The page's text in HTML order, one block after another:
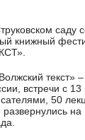
саду
книжный
текст»
встречи с
50
развернулись